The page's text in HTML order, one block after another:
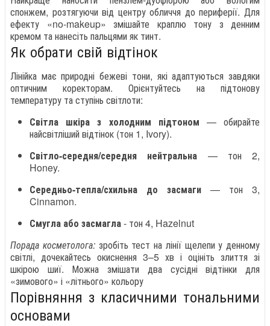
спонжем, розтягуючи від центру обличчя до периферії. Для
ефекту «no-makeup» змішайте краплю тону з денним
кремом та нанесіть пальцями як тинт.
Як обрати свій відтінок
Лінійка має природні бежеві тони, які адаптуються завдяки
оптичним коректорам. Орієнтуйтесь на підтонову
температуру та ступінь світлоти:
Світла шкіра з холодним підтоном — обирайте
найсвітліший відтінок (тон 1, Ivory).
Світло-середня/середня нейтральна — тон 2,
Honey.
Середньо-тепла/схильна до засмаги — тон 3,
Cinnamon.
Смугла або засмагла- тон 4, Hazelnut
Порада косметолога:зробіть тест на лінії щелепи у денному
світлі, дочекайтесь окиснення 3–5 хв і оцініть злиття зі
шкірою шиї. Можна змішати два сусідні відтінки для
«зимового» і «літнього» кольору
Порівняння з класичними тональними
основами